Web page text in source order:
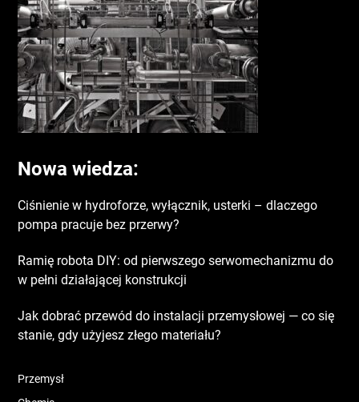
Nowa wiedza:
Ciśnienie w hydroforze, wyłącznik, usterki – dlaczego
pompa pracuje bez przerwy?
Ramię robota DIY: od pierwszego serwomechanizmu do
w pełni działającej konstrukcji
Jak dobrać przewód do instalacji przemysłowej — co się
stanie, gdy użyjesz złego materiału?
Przemysł